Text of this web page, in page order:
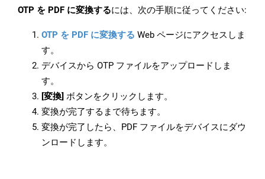
OTP を PDF に変換するには、次の手順に従ってください:
OTP を PDF に変換する Web ページにアクセスしま
す。
デバイスから OTP ファイルをアップロードしま
す。
[変換] ボタンをクリックします。
変換が完了するまで待ちます。
変換が完了したら、PDF ファイルをデバイスにダウ
ンロードします。